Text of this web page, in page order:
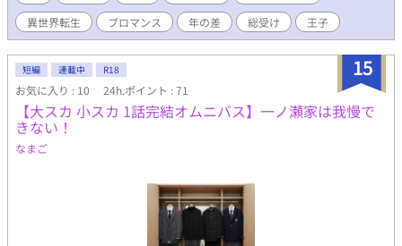
異世界転生
ブロマンス 年の差 総受け 王子
15
短編 連載中 R18
お気に入り : 10 24h.ポイント : 71
【大スカ 小スカ 1話完結オムニバス】一ノ瀬家は我慢で
きない！
なまご